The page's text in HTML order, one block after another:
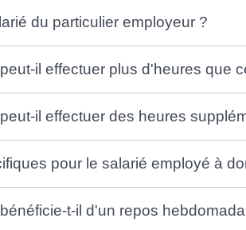
du particulier employeur ?
il effectuer plus d'heures que
il effectuer des heures
pour le salarié employé à
t-il d'un repos